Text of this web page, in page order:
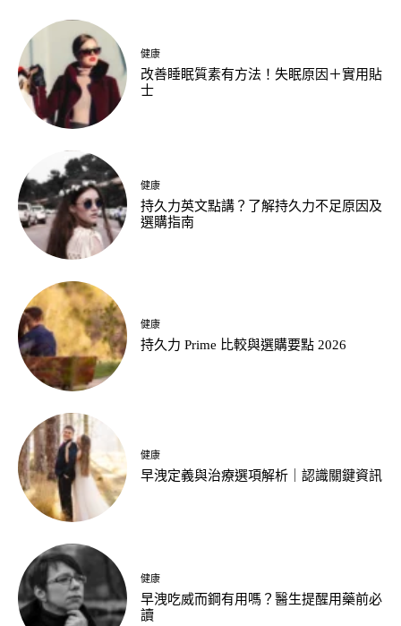
健康
改善睡眠質素有方法！失眠原因＋實用貼
士
健康
持久力英文點講？了解持久力不足原因及
選購指南
健康
持久力 Prime 比較與選購要點 2026
健康
早洩定義與治療選項解析｜認識關鍵資訊
健康
早洩吃威而鋼有用嗎？醫生提醒用藥前必
讀